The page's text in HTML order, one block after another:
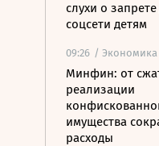
слухи о
соцсети детям
09:26 / Экономика
Минфин: от
реализации
имущества
расходы